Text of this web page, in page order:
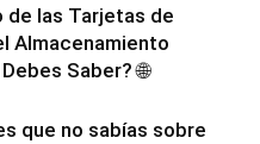
de las Tarjetas de
Almacenamiento
Saber? 🌐
que no sabías sobre